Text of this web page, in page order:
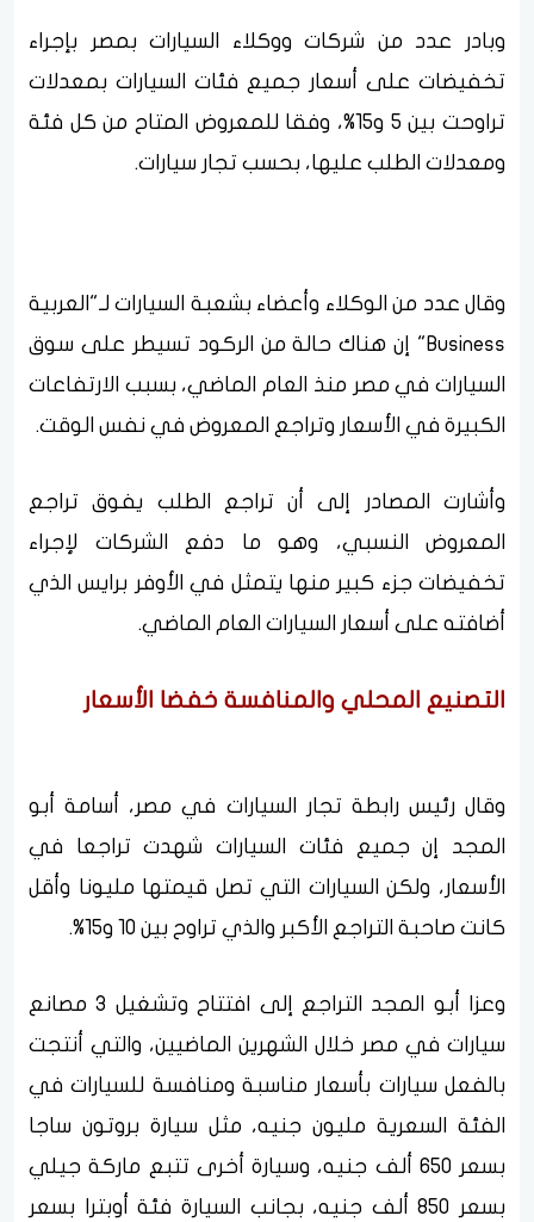
وبادر عدد من شركات ووكلاء السيارات بمصر بإجراء
تخفيضات على أسعار جميع فئات السيارات بمعدلات
تراوحت بين 5 و15%، وفقا للمعروض المتاح من كل فئة
ومعدلات الطلب عليها، بحسب تجار سيارات.
وقال عدد من الوكلاء وأعضاء بشعبة السيارات لـ"العربية
Business" إن هناك حالة من الركود تسيطر على سوق
السيارات في مصر منذ العام الماضي، بسبب الارتفاعات
الكبيرة في الأسعار وتراجع المعروض في نفس الوقت.
وأشارت المصادر إلى أن تراجع الطلب يفوق تراجع
المعروض النسبي، وهو ما دفع الشركات لإجراء
تخفيضات جزء كبير منها يتمثل في الأوفر برايس الذي
أضافته على أسعار السيارات العام الماضي.
التصنيع المحلي والمنافسة خفضا الأسعار
وقال رئيس رابطة تجار السيارات في مصر، أسامة أبو
المجد إن جميع فئات السيارات شهدت تراجعا في
الأسعار، ولكن السيارات التي تصل قيمتها مليونا وأقل
كانت صاحبة التراجع الأكبر والذي تراوح بين 10 و15%.
وعزا أبو المجد التراجع إلى افتتاح وتشغيل 3 مصانع
سيارات في مصر خلال الشهرين الماضيين، والتي أنتجت
بالفعل سيارات بأسعار مناسبة ومنافسة للسيارات في
الفئة السعرية مليون جنيه، مثل سيارة بروتون ساجا
بسعر 650 ألف جنيه، وسيارة أخرى تتبع ماركة جيلي
بسعر 850 ألف جنيه، بجانب السيارة فئة أوبترا بسعر